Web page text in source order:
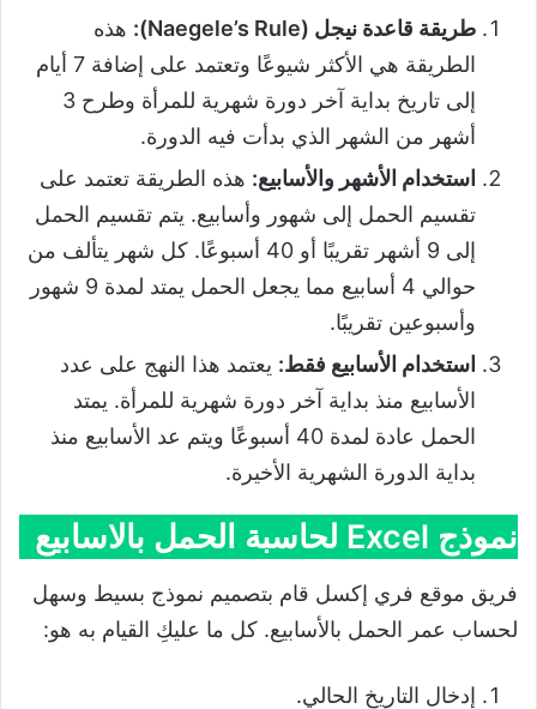
طريقة قاعدة نيجل (Naegele’s Rule):
هذه
الطريقة هي الأكثر شيوعًا وتعتمد على إضافة 7 أيام
إلى تاريخ بداية آخر دورة شهرية للمرأة وطرح 3
أشهر من الشهر الذي بدأت فيه الدورة.
استخدام الأشهر والأسابيع: هذه الطريقة تعتمد على
تقسيم الحمل إلى شهور وأسابيع. يتم تقسيم الحمل
إلى 9 أشهر تقريبًا أو 40 أسبوعًا. كل شهر يتألف من
حوالي 4 أسابيع مما يجعل الحمل يمتد لمدة 9 شهور
وأسبوعين تقريبًا.
استخدام الأسابيع فقط: يعتمد هذا النهج على عدد
الأسابيع منذ بداية آخر دورة شهرية للمرأة. يمتد
الحمل عادة لمدة 40 أسبوعًا ويتم عد الأسابيع منذ
بداية الدورة الشهرية الأخيرة.
نموذج Excel لحاسبة الحمل بالاسابيع
فريق موقع فري إكسل قام بتصميم نموذج بسيط وسهل
لحساب عمر الحمل بالأسابيع. كل ما عليكِ القيام به هو:
إدخال التاريخ الحالي.